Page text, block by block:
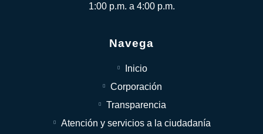
1:00 p.m. a 4:00 p.m.
Navega
Inicio
Corporación
Transparencia
Atención y servicios a la ciudadanía